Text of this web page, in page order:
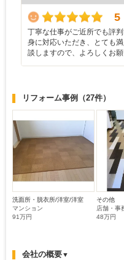
5
丁寧な仕事がご近所でも評
身に対応いただき、とても
談しますので、よろしくお願
リフォーム事例 （27件）
洗面所・脱衣所/洋室/洋室
マンション
91万円
その他
店舗・事
48万円
会社の概要▼